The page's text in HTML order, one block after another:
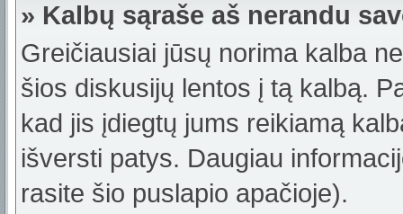
» Kalbų sąraše aš nerandu
Greičiausiai jūsų norima kalba
šios diskusijų lentos į tą kalbą.
kad jis įdiegtų jums reikiamą
išversti patys. Daugiau
rasite šio puslapio apačioje).